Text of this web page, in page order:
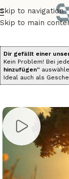
Skip to navigation
Skip to main
Start Alle
Dir gefällt einer
Kein Problem! Bei
hinzufügen“
Ideal auch als